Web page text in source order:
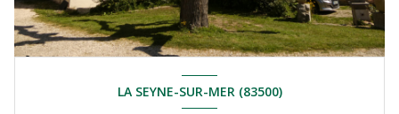
LA SEYNE-SUR-MER (83500)